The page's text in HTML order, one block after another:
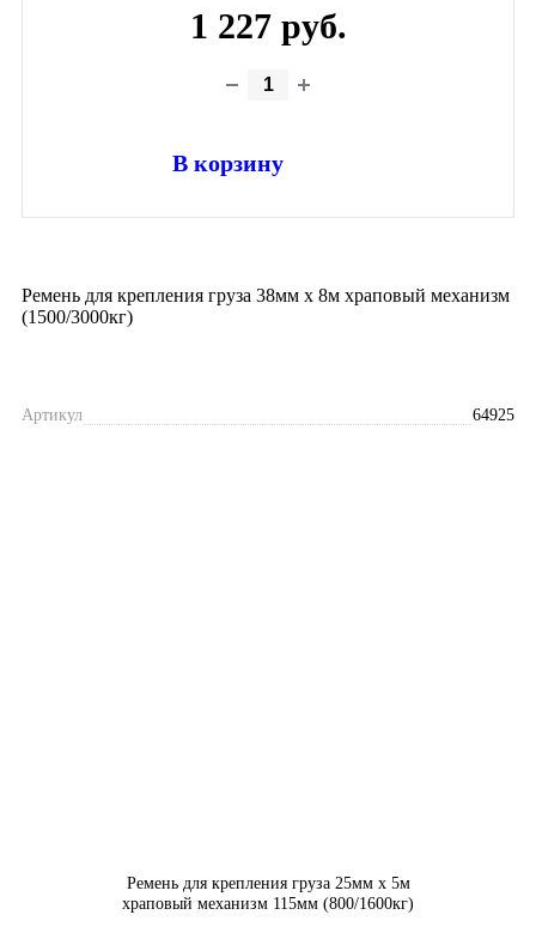
1 227 руб.
В корзину
Ремень для крепления груза 38мм х 8м храповый механизм
(1500/3000кг)
Артикул 64925
Ремень для крепления груза 25мм х 5м
храповый механизм 115мм (800/1600кг)